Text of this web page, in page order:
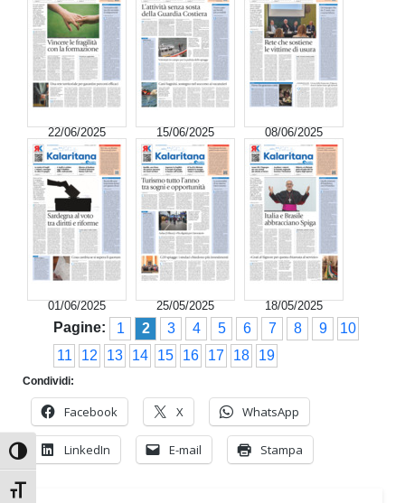
Attiva/disattiva alto contrasto
Attiva/disattiva dimensione testo
22/06/2025 15/06/2025 08/06/2025
01/06/2025 25/05/2025 18/05/2025
Pagine: 1 2 3 4 5 6 7 8 9
10
11
12 13 14 15 16 17 18 19
Condividi:
Facebook X WhatsApp
LinkedIn E-mail Stampa